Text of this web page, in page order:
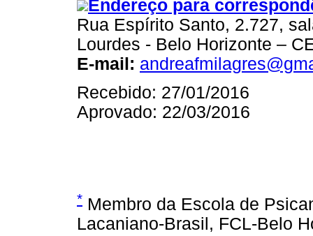
Endereço para
Rua Espírito Santo, 2.727,
Lourdes - Belo Horizonte –
E-mail:
Recebido: 27/01/2016
Aprovado: 22/03/2016
* Membro da Escola de
Lacaniano-Brasil, FCL-Belo